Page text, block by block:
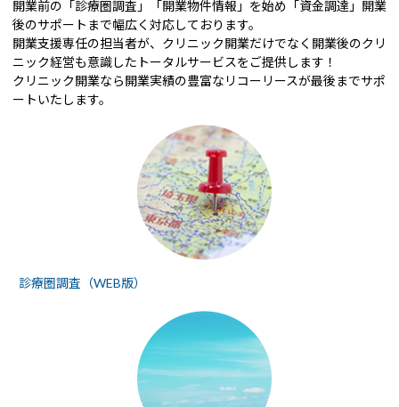
開業前の「診療圏調査」「開業物件情報」を始め「資金調達」開業
後のサポートまで幅広く対応しております。
開業支援専任の担当者が、クリニック開業だけでなく開業後のクリ
ニック経営も意識したトータルサービスをご提供します！
クリニック開業なら開業実績の豊富なリコーリースが最後までサポ
ートいたします。
診療圏調査（WEB版）